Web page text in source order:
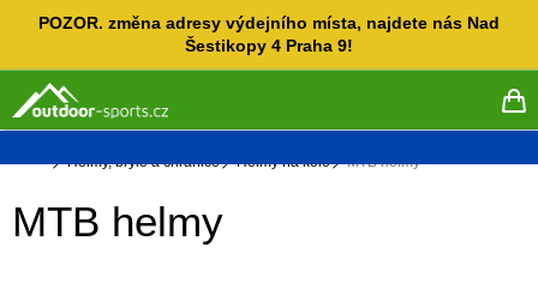
POZOR. změna adresy výdejního místa, najdete nás Nad
Šestikopy 4 Praha 9!
Domů
Helmy, brýle a chrániče Helmy na kolo MTB helmy
MTB helmy